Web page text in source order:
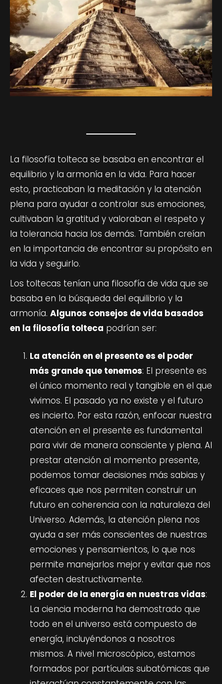
La filosofía tolteca se basaba en encontrar el
equilibrio y la armonía en la vida. Para hacer
esto, practicaban la meditación y la atención
plena para ayudar a controlar sus emociones,
cultivaban la gratitud y valoraban el respeto y
la tolerancia hacia los demás. También creían
en la importancia de encontrar su propósito en
la vida y seguirlo.
Los toltecas tenían una filosofía de vida que se
basaba en la búsqueda del equilibrio y la
armonía. Algunos consejos de vida basados
en la filosofía tolteca podrían ser:
La atención en el presente es el poder
más grande que tenemos: El presente es
el único momento real y tangible en el que
vivimos. El pasado ya no existe y el futuro
es incierto. Por esta razón, enfocar nuestra
atención en el presente es fundamental
para vivir de manera consciente y plena. Al
prestar atención al momento presente,
podemos tomar decisiones más sabias y
eficaces que nos permiten construir un
futuro en coherencia con la naturaleza del
Universo. Además, la atención plena nos
ayuda a ser más conscientes de nuestras
emociones y pensamientos, lo que nos
permite manejarlos mejor y evitar que nos
afecten destructivamente.
El poder de la energía en nuestras vidas:
La ciencia moderna ha demostrado que
todo en el universo está compuesto de
energía, incluyéndonos a nosotros
mismos. A nivel microscópico, estamos
formados por partículas subatómicas que